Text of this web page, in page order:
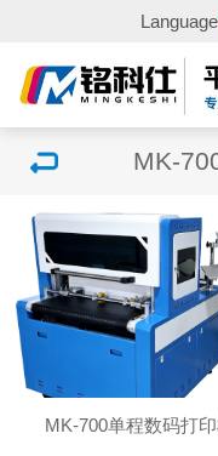
MK-
MK-700单程数码打